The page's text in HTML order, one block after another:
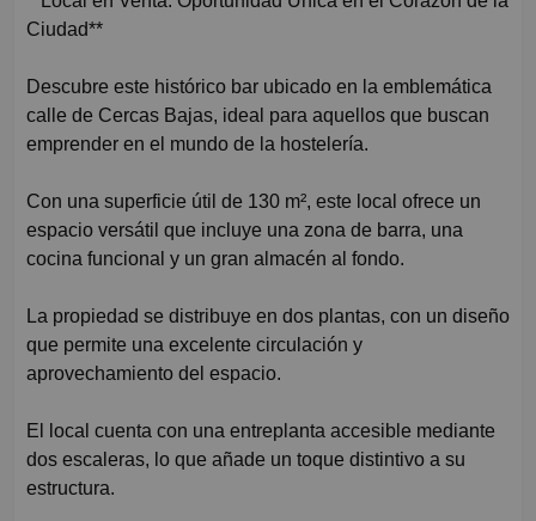
Ciudad**
Descubre este histórico bar ubicado en la emblemática
calle de Cercas Bajas, ideal para aquellos que buscan
emprender en el mundo de la hostelería.
Con una superficie útil de 130 m², este local ofrece un
espacio versátil que incluye una zona de barra, una
cocina funcional y un gran almacén al fondo.
La propiedad se distribuye en dos plantas, con un diseño
que permite una excelente circulación y
aprovechamiento del espacio.
El local cuenta con una entreplanta accesible mediante
dos escaleras, lo que añade un toque distintivo a su
estructura.